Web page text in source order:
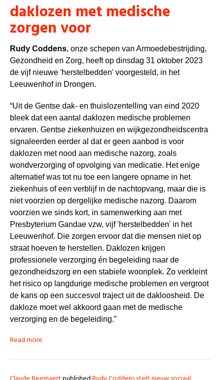
daklozen met medische
zorgen voor
Rudy Coddens, onze schepen van Armoedebestrijding,
Gezondheid en Zorg, heeft op dinsdag 31 oktober 2023
de vijf nieuwe 'herstelbedden' voorgesteld, in het
Leeuwenhof in Drongen.
“Uit de Gentse dak- en thuislozentelling van eind 2020
bleek dat een aantal daklozen medische problemen
ervaren. Gentse ziekenhuizen en wijkgezondheidscentra
signaleerden eerder al dat er geen aanbod is voor
daklozen met nood aan medische nazorg, zoals
wondverzorging of opvolging van medicatie. Het enige
alternatief was tot nu toe een langere opname in het
ziekenhuis of een verblijf in de nachtopvang, maar die is
niet voorzien op dergelijke medische nazorg. Daarom
voorzien we sinds kort, in samenwerking aan met
Presbyterium Gandae vzw, vijf 'herstelbedden' in het
Leeuwenhof. Die zorgen ervoor dat die mensen niet op
straat hoeven te herstellen. Daklozen krijgen
professionele verzorging én begeleiding naar de
gezondheidszorg en een stabiele woonplek. Zo verkleint
het risico op langdurige medische problemen en vergroot
de kans op een succesvol traject uit de dakloosheid. De
dakloze moet wel akkoord gaan met de medische
verzorging en de begeleiding.”
Read more